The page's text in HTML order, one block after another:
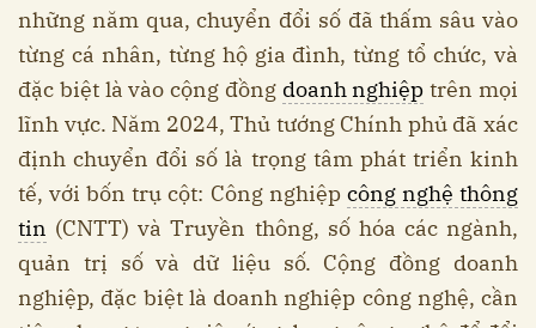
những năm qua, chuyển đổi số đã thấm sâu vào
từng cá nhân, từng hộ gia đình, từng tổ chức, và
đặc biệt là vào cộng đồng doanh nghiệp trên mọi
lĩnh vực. Năm 2024, Thủ tướng Chính phủ đã xác
định chuyển đổi số là trọng tâm phát triển kinh
tế, với bốn trụ cột: Công nghiệp công nghệ thông
tin (CNTT) và Truyền thông, số hóa các ngành,
quản trị số và dữ liệu số. Cộng đồng doanh
nghiệp, đặc biệt là doanh nghiệp công nghệ, cần